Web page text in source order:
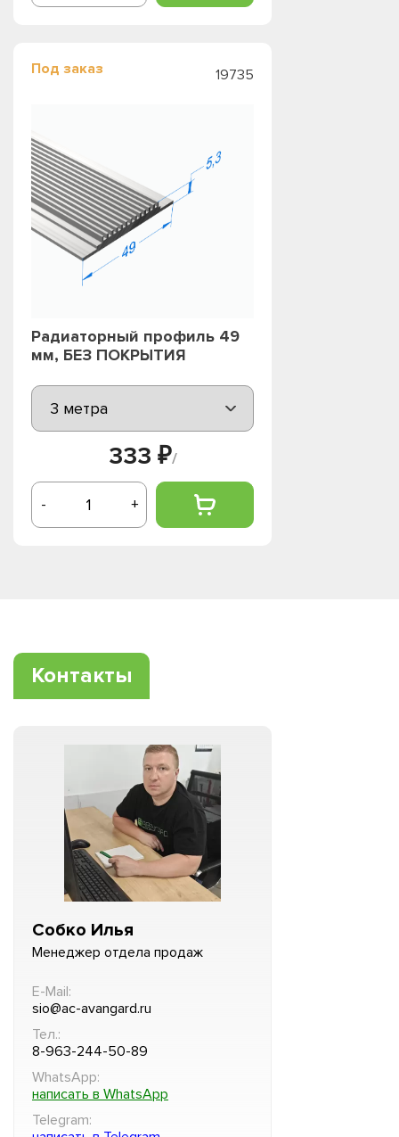
Под заказ 19735
Радиаторный профиль 49
мм, БЕЗ ПОКРЫТИЯ
333 ₽/
- +
Контакты
Собко Илья
Менеджер отдела продаж
E-Mail:
sio@ac-avangard.ru
Тел.:
8-963-244-50-89
WhatsApp:
написать в WhatsApp
Telegram: